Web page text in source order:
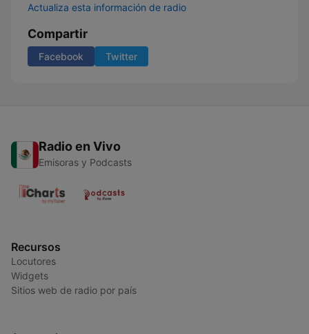
Actualiza esta información de radio
Compartir
Facebook Twitter
Radio en Vivo
Emisoras y Podcasts
Recursos
Locutores
Widgets
Sitios web de radio por país